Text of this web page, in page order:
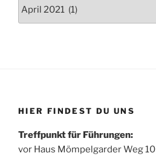
der
HIER FINDEST DU UNS
Treffpunkt für Führungen:
vor Haus Mömpelgarder Weg 10